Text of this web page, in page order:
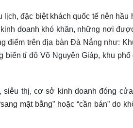
đặc biệt khách quốc tế nên hầu
doanh khó khăn, những nơi
điểm trên địa bàn Đà Nẵng như:
tỉ đô Võ Nguyên Giáp, khu phố
siêu thị, cơ sở kinh doanh đóng
mặt bằng” hoặc “cần bán” do